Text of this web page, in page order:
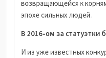
возвращающейся к
эпохе сильных людей.
В 2016-ом за статуэтки
И из уже известных